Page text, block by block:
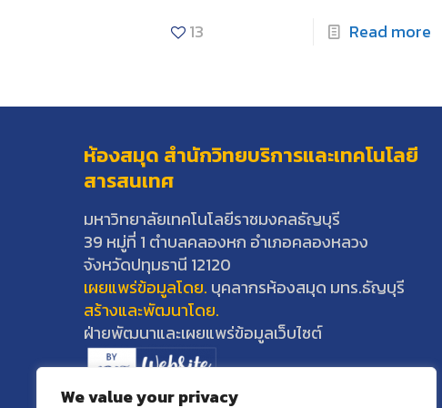
We value your privacy
13 Read more
ห้องสมุด สำนักวิทยบริการและเทคโนโลยี
สารสนเทศ
มหาวิทยาลัยเทคโนโลยีราชมงคลธัญบุรี
39 หมู่ที่ 1 ตำบลคลองหก อำเภอคลองหลวง
จังหวัดปทุมธานี 12120
เผยแพร่ข้อมูลโดย. บุคลากรห้องสมุด มทร.ธัญบุรี
สร้างและพัฒนาโดย.
ฝ่ายพัฒนาและเผยแพร่ข้อมูลเว็บไซต์